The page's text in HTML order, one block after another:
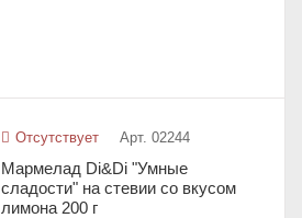
Отсутствует Арт. 02244
Мармелад Di&Di "Умные
сладости" на стевии со вкусом
лимона 200 г